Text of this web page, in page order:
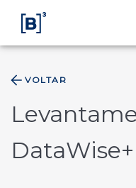
VOLTAR
DataWise+